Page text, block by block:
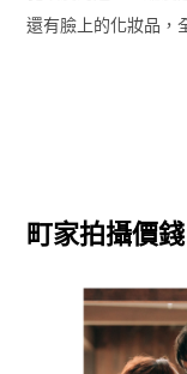
還有臉上的化妝品，
町家拍攝價錢